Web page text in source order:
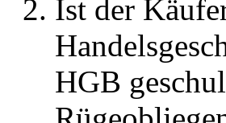
Ist der
HGB